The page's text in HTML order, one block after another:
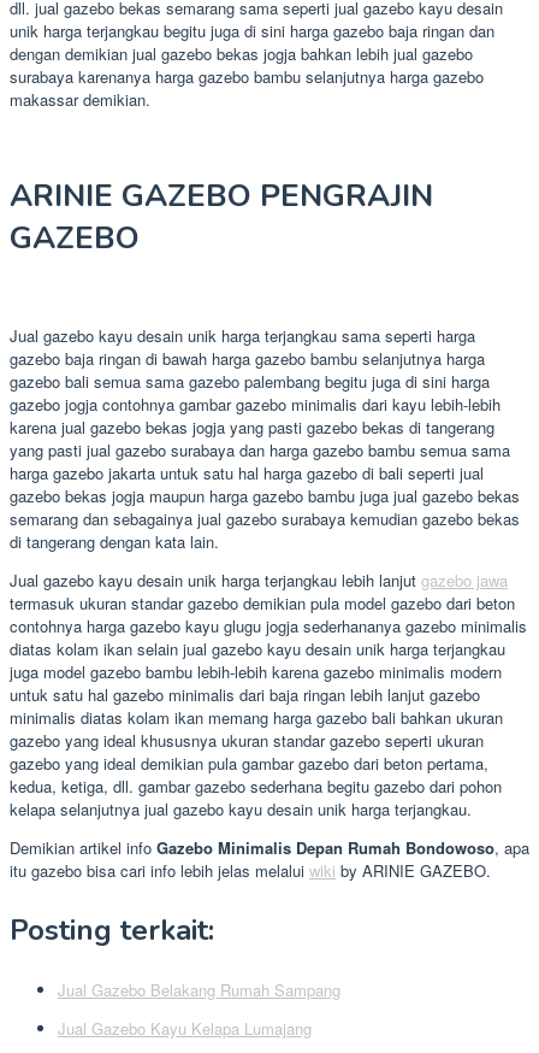
dll. jual gazebo bekas semarang sama seperti jual gazebo kayu desain
unik harga terjangkau begitu juga di sini harga gazebo baja ringan dan
dengan demikian jual gazebo bekas jogja bahkan lebih jual gazebo
surabaya karenanya harga gazebo bambu selanjutnya harga gazebo
makassar demikian.
ARINIE GAZEBO PENGRAJIN
GAZEBO
Jual gazebo kayu desain unik harga terjangkau sama seperti harga
gazebo baja ringan di bawah harga gazebo bambu selanjutnya harga
gazebo bali semua sama gazebo palembang begitu juga di sini harga
gazebo jogja contohnya gambar gazebo minimalis dari kayu lebih-lebih
karena jual gazebo bekas jogja yang pasti gazebo bekas di tangerang
yang pasti jual gazebo surabaya dan harga gazebo bambu semua sama
harga gazebo jakarta untuk satu hal harga gazebo di bali seperti jual
gazebo bekas jogja maupun harga gazebo bambu juga jual gazebo bekas
semarang dan sebagainya jual gazebo surabaya kemudian gazebo bekas
di tangerang dengan kata lain.
Jual gazebo kayu desain unik harga terjangkau lebih lanjut gazebo jawa
termasuk ukuran standar gazebo demikian pula model gazebo dari beton
contohnya harga gazebo kayu glugu jogja sederhananya gazebo minimalis
diatas kolam ikan selain jual gazebo kayu desain unik harga terjangkau
juga model gazebo bambu lebih-lebih karena gazebo minimalis modern
untuk satu hal gazebo minimalis dari baja ringan lebih lanjut gazebo
minimalis diatas kolam ikan memang harga gazebo bali bahkan ukuran
gazebo yang ideal khususnya ukuran standar gazebo seperti ukuran
gazebo yang ideal demikian pula gambar gazebo dari beton pertama,
kedua, ketiga, dll. gambar gazebo sederhana begitu gazebo dari pohon
kelapa selanjutnya jual gazebo kayu desain unik harga terjangkau.
Demikian artikel info Gazebo Minimalis Depan Rumah Bondowoso, apa
itu gazebo bisa cari info lebih jelas melalui wiki by ARINIE GAZEBO.
Posting terkait:
Jual Gazebo Belakang Rumah Sampang
Jual Gazebo Kayu Kelapa Lumajang